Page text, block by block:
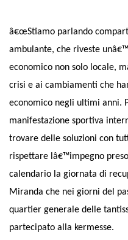
â€œStiamo parlando
ambulante, che riveste
economico non solo locale,
crisi e ai cambiamenti che
economico negli ultimi anni.
manifestazione sportiva
trovare delle soluzioni con
rispettare lâ€™impegno
calendario la giornata di
Miranda che nei giorni del
quartier generale delle
partecipato alla kermesse.